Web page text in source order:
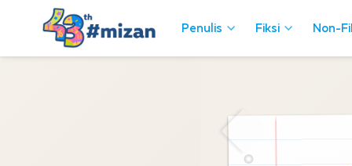
Penulis Fiksi Non-
Penulis Fiksi Non-